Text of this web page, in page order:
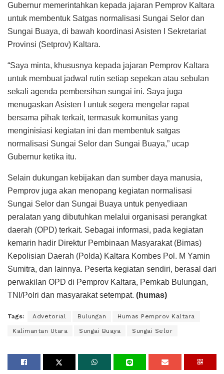
Gubernur memerintahkan kepada jajaran Pemprov Kaltara
untuk membentuk Satgas normalisasi Sungai Selor dan
Sungai Buaya, di bawah koordinasi Asisten I Sekretariat
Provinsi (Setprov) Kaltara.
“Saya minta, khususnya kepada jajaran Pemprov Kaltara
untuk membuat jadwal rutin setiap sepekan atau sebulan
sekali agenda pembersihan sungai ini. Saya juga
menugaskan Asisten I untuk segera mengelar rapat
bersama pihak terkait, termasuk komunitas yang
menginisiasi kegiatan ini dan membentuk satgas
normalisasi Sungai Selor dan Sungai Buaya,” ucap
Gubernur ketika itu.
Selain dukungan kebijakan dan sumber daya manusia,
Pemprov juga akan menopang kegiatan normalisasi
Sungai Selor dan Sungai Buaya untuk penyediaan
peralatan yang dibutuhkan melalui organisasi perangkat
daerah (OPD) terkait. Sebagai informasi, pada kegiatan
kemarin hadir Direktur Pembinaan Masyarakat (Bimas)
Kepolisian Daerah (Polda) Kaltara Kombes Pol. M Yamin
Sumitra, dan lainnya. Peserta kegiatan sendiri, berasal dari
perwakilan OPD di Pemprov Kaltara, Pemkab Bulungan,
TNI/Polri dan masyarakat setempat. (humas)
Tags: Advetorial Bulungan Humas Pemprov Kaltara
Kalimantan Utara Sungai Buaya Sungai Selor